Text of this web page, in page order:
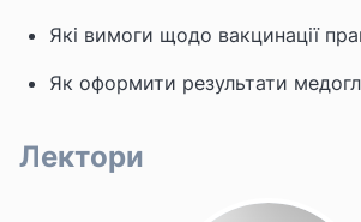
Які вимоги щодо вакцинації
Як оформити результати
Лектори